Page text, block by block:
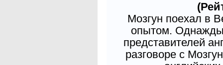
Мозгун поехал в
опытом. Однажды
представителей
разговоре с